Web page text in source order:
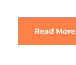
Read More